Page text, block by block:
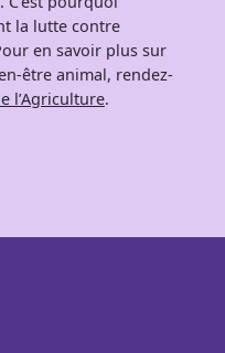
la lutte contre
en savoir plus sur
être animal, rendez-
l’Agriculture.